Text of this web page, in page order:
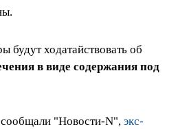
будут ходатайствовать об
в виде содержания под
"Новости-N", экс-